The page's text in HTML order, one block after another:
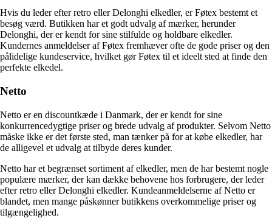
Hvis du leder efter retro eller Delonghi elkedler, er Føtex bestemt et
besøg værd. Butikken har et godt udvalg af mærker, herunder
Delonghi, der er kendt for sine stilfulde og holdbare elkedler.
Kundernes anmeldelser af Føtex fremhæver ofte de gode priser og den
pålidelige kundeservice, hvilket gør Føtex til et ideelt sted at finde den
perfekte elkedel.
Netto
Netto er en discountkæde i Danmark, der er kendt for sine
konkurrencedygtige priser og brede udvalg af produkter. Selvom Netto
måske ikke er det første sted, man tænker på for at købe elkedler, har
de alligevel et udvalg at tilbyde deres kunder.
Netto har et begrænset sortiment af elkedler, men de har bestemt nogle
populære mærker, der kan dække behovene hos forbrugere, der leder
efter retro eller Delonghi elkedler. Kundeanmeldelserne af Netto er
blandet, men mange påskønner butikkens overkommelige priser og
tilgængelighed.